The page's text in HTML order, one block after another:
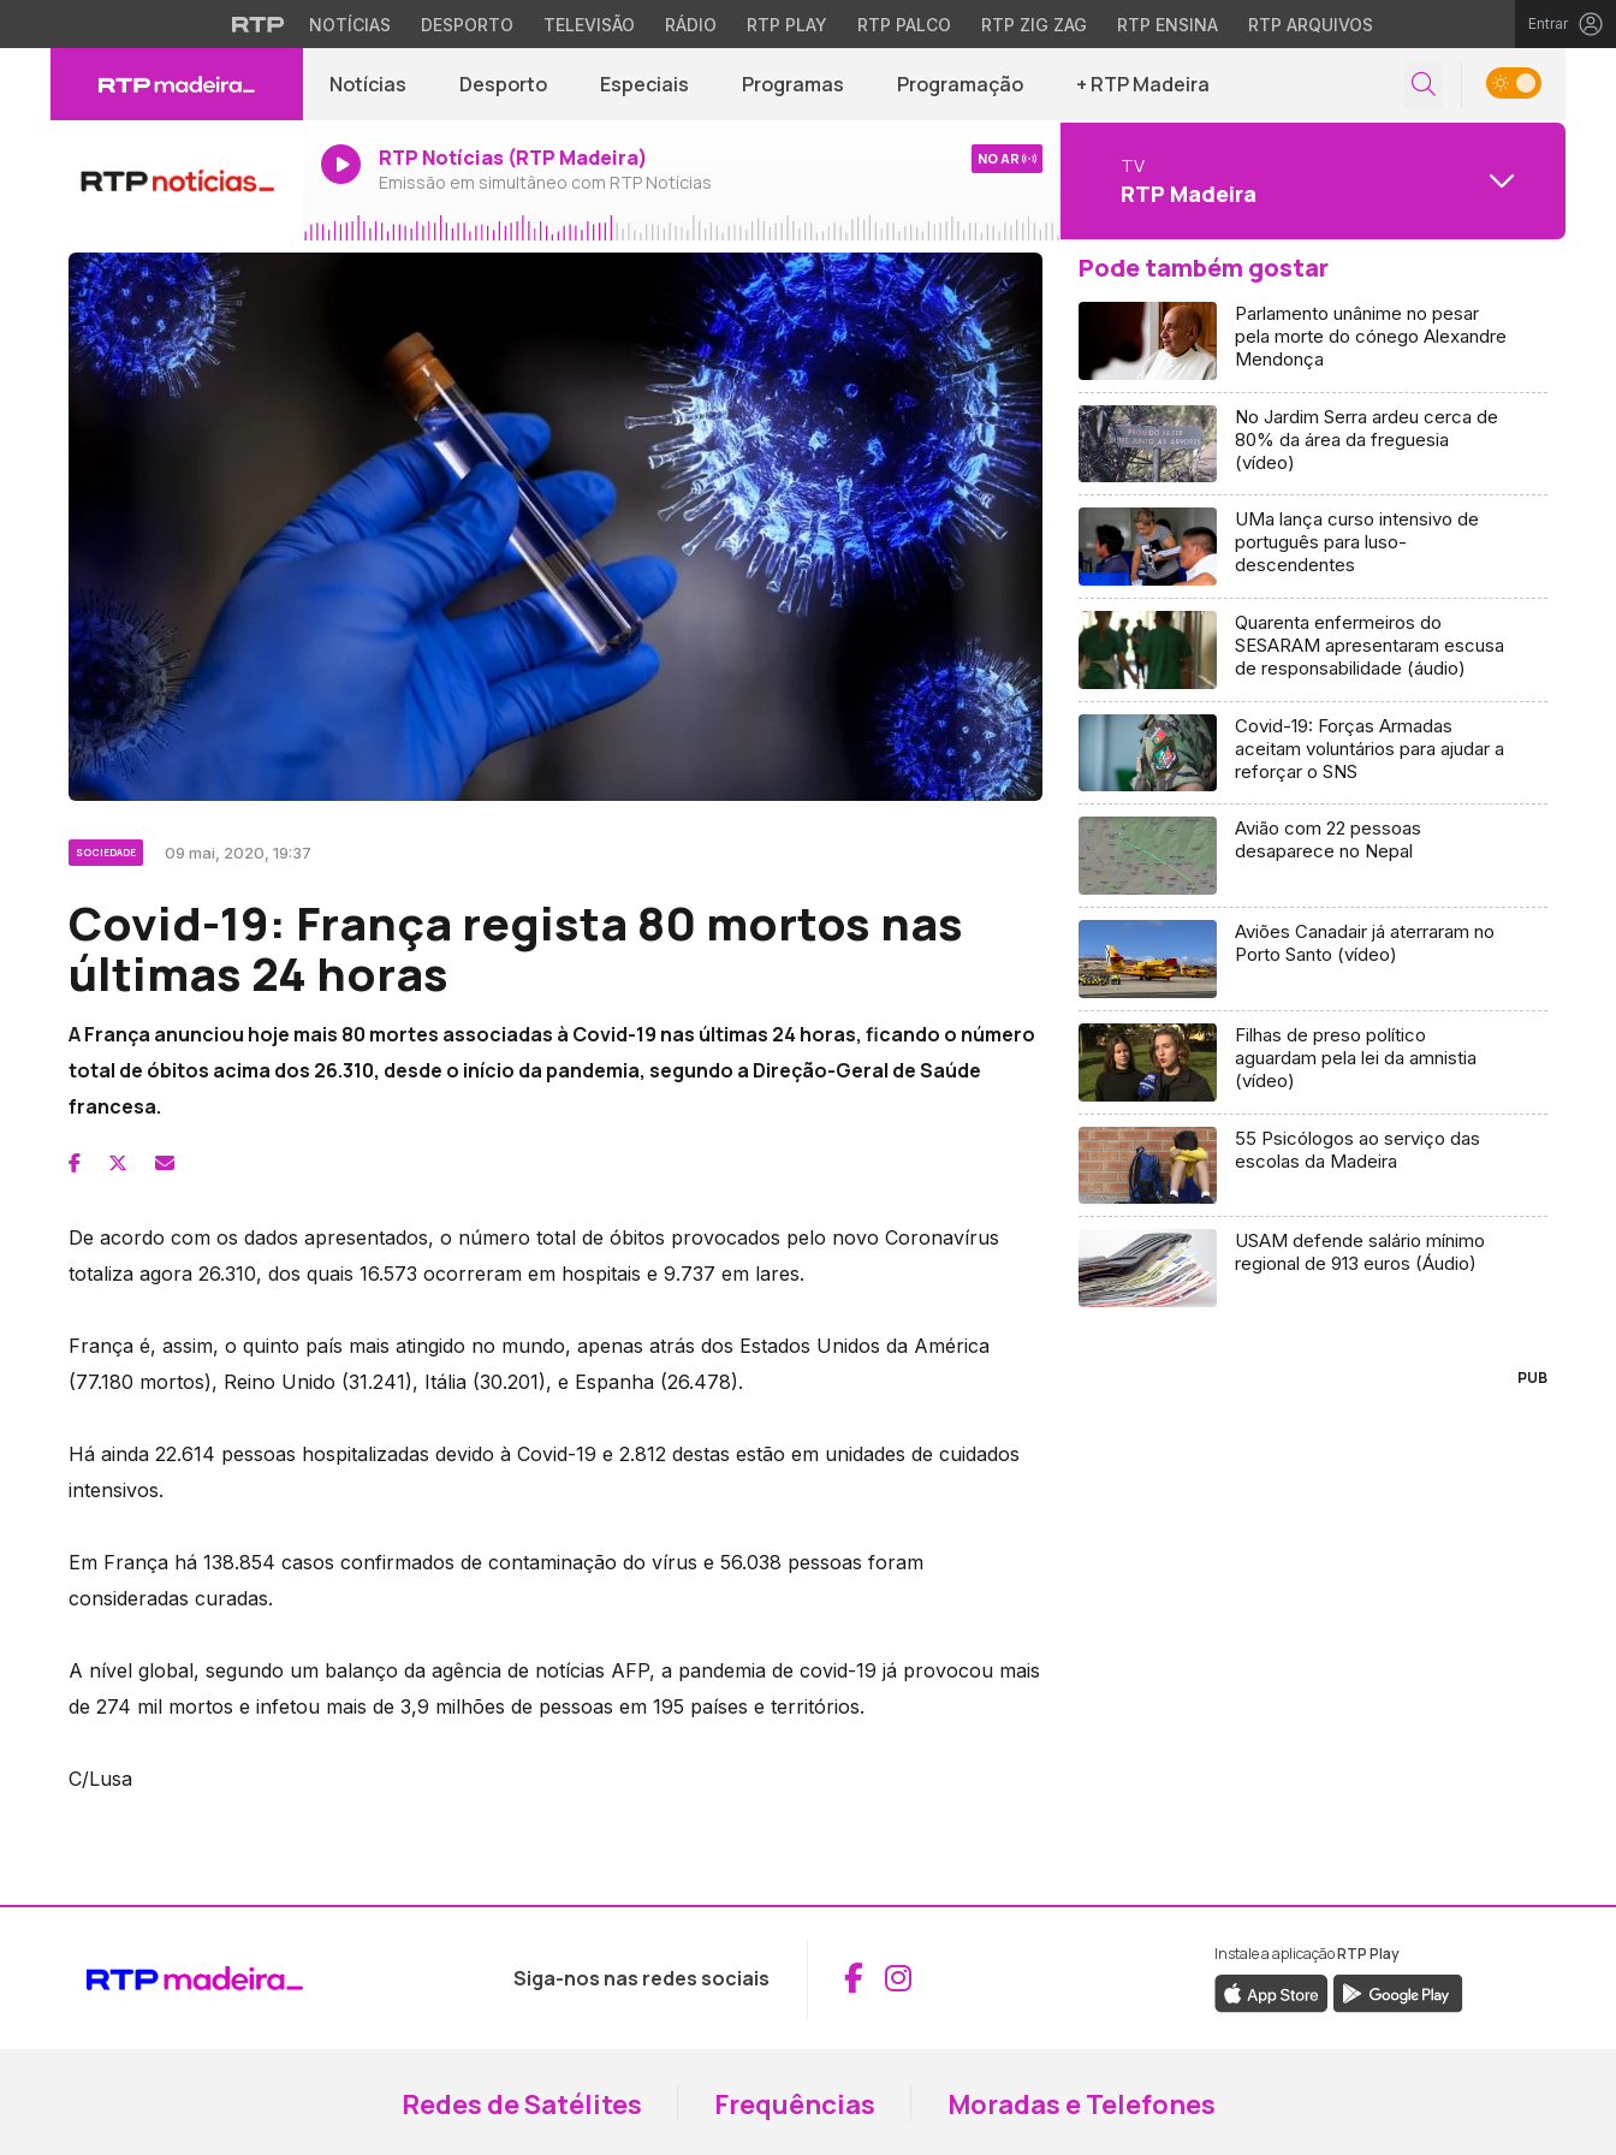
NOTÍCIAS DESPORTO TELEVISÃO RÁDIO RTP PLAY RTP PALCO RTP ZIG ZAG RTP ENSINA RTP ARQUIVOS Entrar
Notícias Desporto Especiais Programas Programação + RTP Madeira
RTP Notícias (RTP Madeira)
Emissão em simultâneo com RTP Notícias
NO AR TV
RTP Madeira
SOCIEDADE 09 mai, 2020, 19:37
Covid-19: França regista 80 mortos nas
últimas 24 horas
A França anunciou hoje mais 80 mortes associadas à Covid-19 nas últimas 24 horas, ficando o número
total de óbitos acima dos 26.310, desde o início da pandemia, segundo a Direção-Geral de Saúde
francesa.
De acordo com os dados apresentados, o número total de óbitos provocados pelo novo Coronavírus
totaliza agora 26.310, dos quais 16.573 ocorreram em hospitais e 9.737 em lares.
França é, assim, o quinto país mais atingido no mundo, apenas atrás dos Estados Unidos da América
(77.180 mortos), Reino Unido (31.241), Itália (30.201), e Espanha (26.478).
Há ainda 22.614 pessoas hospitalizadas devido à Covid-19 e 2.812 destas estão em unidades de cuidados
intensivos.
Em França há 138.854 casos confirmados de contaminação do vírus e 56.038 pessoas foram
consideradas curadas.
A nível global, segundo um balanço da agência de notícias AFP, a pandemia de covid-19 já provocou mais
de 274 mil mortos e infetou mais de 3,9 milhões de pessoas em 195 países e territórios.
C/Lusa
Pode também gostar
Parlamento unânime no pesar
pela morte do cónego Alexandre
Mendonça
No Jardim Serra ardeu cerca de
80% da área da freguesia
(vídeo)
UMa lança curso intensivo de
português para luso-
descendentes
Quarenta enfermeiros do
SESARAM apresentaram escusa
de responsabilidade (áudio)
Covid-19: Forças Armadas
aceitam voluntários para ajudar a
reforçar o SNS
Avião com 22 pessoas
desaparece no Nepal
Aviões Canadair já aterraram no
Porto Santo (vídeo)
Filhas de preso político
aguardam pela lei da amnistia
(vídeo)
55 Psicólogos ao serviço das
escolas da Madeira
USAM defende salário mínimo
regional de 913 euros (Áudio)
PUB
Siga-nos nas redes sociais Aceder ao Facebook da RTP Madeira
Aceder ao Instagram da RTP Madeira
Instale a aplicaçãoRTP Play
Redes de Satélites Frequências Moradas e Telefones